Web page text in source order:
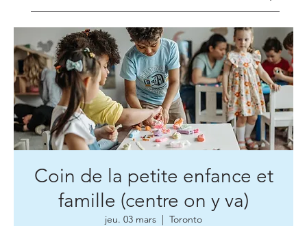
Coin de la petite enfance et
famille (centre on y va)
jeu. 03 mars
  |
Toronto